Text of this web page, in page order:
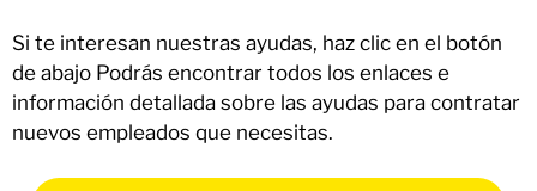
Si te interesan nuestras ayudas, haz clic en el botón
de abajo Podrás encontrar todos los enlaces e
información detallada sobre las ayudas para contratar
nuevos empleados que necesitas.